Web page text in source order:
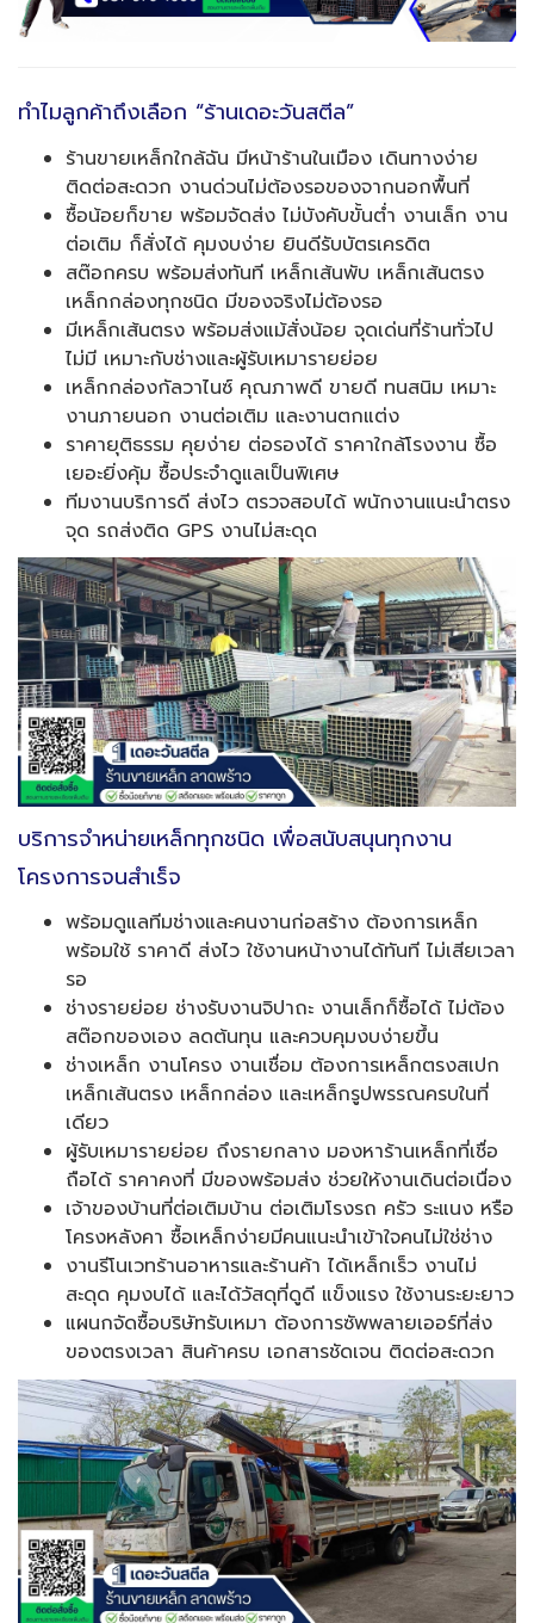
ทำไมลูกค้าถึงเลือก “ร้านเดอะวันสตีล”
ร้านขายเหล็กใกล้ฉัน มีหน้าร้านในเมือง เดินทางง่าย
ติดต่อสะดวก งานด่วนไม่ต้องรอของจากนอกพื้นที่
ซื้อน้อยก็ขาย พร้อมจัดส่ง ไม่บังคับขั้นต่ำ งานเล็ก งาน
ต่อเติม ก็สั่งได้ คุมงบง่าย ยินดีรับบัตรเครดิต
สต๊อกครบ พร้อมส่งทันที เหล็กเส้นพับ เหล็กเส้นตรง
เหล็กกล่องทุกชนิด มีของจริงไม่ต้องรอ
มีเหล็กเส้นตรง พร้อมส่งแม้สั่งน้อย จุดเด่นที่ร้านทั่วไป
ไม่มี เหมาะกับช่างและผู้รับเหมารายย่อย
เหล็กกล่องกัลวาไนซ์ คุณภาพดี ขายดี ทนสนิม เหมาะ
งานภายนอก งานต่อเติม และงานตกแต่ง
ราคายุติธรรม คุยง่าย ต่อรองได้ ราคาใกล้โรงงาน ซื้อ
เยอะยิ่งคุ้ม ซื้อประจำดูแลเป็นพิเศษ
ทีมงานบริการดี ส่งไว ตรวจสอบได้ พนักงานแนะนำตรง
จุด รถส่งติด GPS งานไม่สะดุด
บริการจำหน่ายเหล็กทุกชนิด เพื่อสนับสนุนทุกงาน
โครงการจนสำเร็จ
พร้อมดูแลทีมช่างและคนงานก่อสร้าง ต้องการเหล็ก
พร้อมใช้ ราคาดี ส่งไว ใช้งานหน้างานได้ทันที ไม่เสียเวลา
รอ
ช่างรายย่อย ช่างรับงานจิปาถะ งานเล็กก็ซื้อได้ ไม่ต้อง
สต๊อกของเอง ลดต้นทุน และควบคุมงบง่ายขึ้น
ช่างเหล็ก งานโครง งานเชื่อม ต้องการเหล็กตรงสเปก
เหล็กเส้นตรง เหล็กกล่อง และเหล็กรูปพรรณครบในที่
เดียว
ผู้รับเหมารายย่อย ถึงรายกลาง มองหาร้านเหล็กที่เชื่อ
ถือได้ ราคาคงที่ มีของพร้อมส่ง ช่วยให้งานเดินต่อเนื่อง
เจ้าของบ้านที่ต่อเติมบ้าน ต่อเติมโรงรถ ครัว ระแนง หรือ
โครงหลังคา ซื้อเหล็กง่ายมีคนแนะนำเข้าใจคนไม่ใช่ช่าง
งานรีโนเวทร้านอาหารและร้านค้า ได้เหล็กเร็ว งานไม่
สะดุด คุมงบได้ และได้วัสดุที่ดูดี แข็งแรง ใช้งานระยะยาว
แผนกจัดซื้อบริษัทรับเหมา ต้องการซัพพลายเออร์ที่ส่ง
ของตรงเวลา สินค้าครบ เอกสารชัดเจน ติดต่อสะดวก